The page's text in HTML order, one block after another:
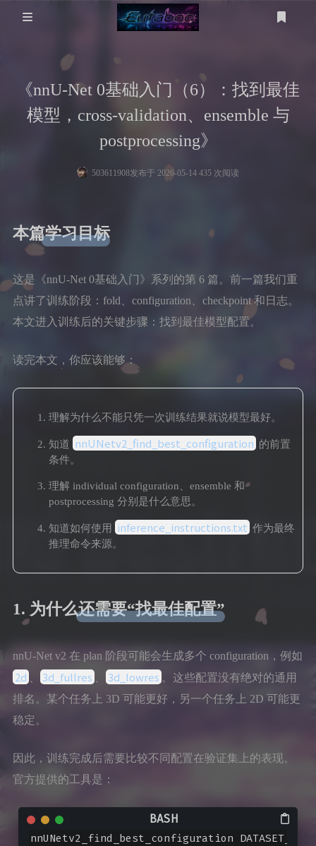
WP美化
服务器
考研计算机
工具箱
MikuTap
友链
《nnU-Net 0基础入门（6）：找到最佳
模型，cross-validation、ensemble 与
postprocessing》
503611908发布于 2026-05-14 435 次阅读
本篇学习目标
这是《nnU-Net 0基础入门》系列的第 6 篇。前一篇我们重
点讲了训练阶段：fold、configuration、checkpoint 和日志。
本文进入训练后的关键步骤：找到最佳模型配置。
读完本文，你应该能够：
理解为什么不能只凭一次训练结果就说模型最好。
知道 nnUNetv2_find_best_configuration 的前置
条件。
理解 individual configuration、ensemble 和
postprocessing 分别是什么意思。
知道如何使用 inference_instructions.txt 作为最终
推理命令来源。
1. 为什么还需要“找最佳配置”
nnU-Net v2 在 plan 阶段可能会生成多个 configuration，例如
2d 3d_fullres 3d_lowres 。这些配置没有绝对的通用
排名。某个任务上 3D 可能更好，另一个任务上 2D 可能更
稳定。
因此，训练完成后需要比较不同配置在验证集上的表现。
官方提供的工具是：
nnUNetv2_find_best_configuration